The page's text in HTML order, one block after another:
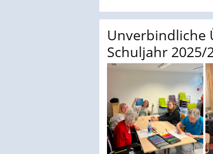
Unverbindliche
Schuljahr 2025/